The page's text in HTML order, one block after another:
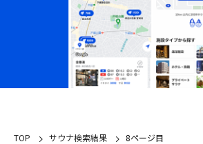
TOP サウナ検索結果 8ページ目